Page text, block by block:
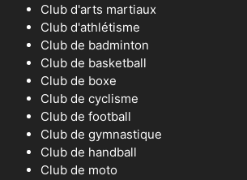
Club d'arts martiaux
Club d'athlétisme
Club de badminton
Club de basketball
Club de boxe
Club de cyclisme
Club de football
Club de gymnastique
Club de handball
Club de moto